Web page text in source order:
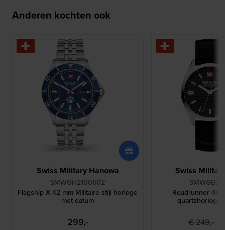
Anderen kochten ook
Swiss Military Hanowa
SMWGH2100602
Flagship X 42 mm Militaire stijl horloge
met datum
299,-
Swiss
Roadrunner 40
quartzhorloge
€ 249,-